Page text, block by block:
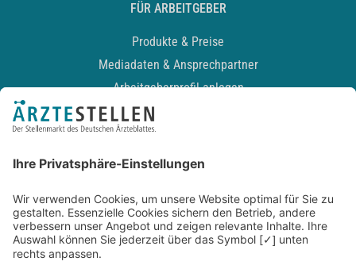
FÜR ARBEITGEBER
Produkte & Preise
Mediadaten & Ansprechpartner
Arbeitgeberprofil anlegen
Recruiting-Podcast
Kontakt
Datenschutz
Newsletter